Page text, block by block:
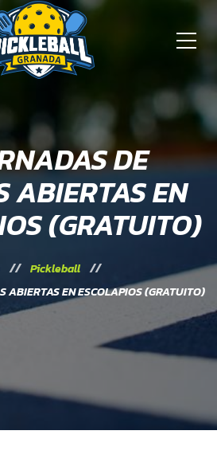
DE
ABIERTAS EN
(GRATUITO)
Pickleball
ABIERTAS EN ESCOLAPIOS (GRATUITO)